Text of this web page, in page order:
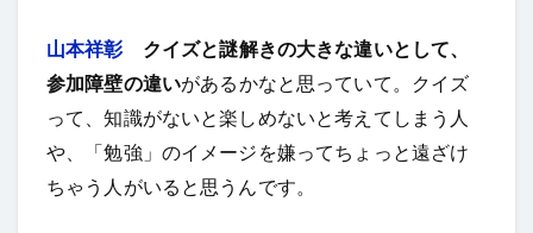
山本祥彰
クイズと謎解きの大きな違いとして、
参加障壁の違いがあるかなと思っていて。クイズ
って、知識がないと楽しめないと考えてしまう人
や、「勉強」のイメージを嫌ってちょっと遠ざけ
ちゃう人がいると思うんです。